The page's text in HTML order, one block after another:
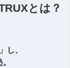
とは？
し、